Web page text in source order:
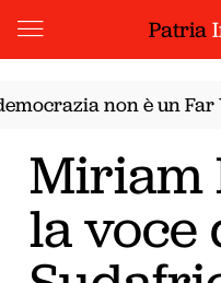
Patria
non è un Far
Miriam
la voce